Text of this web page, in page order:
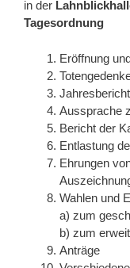
in der
Tagesordnung
Eröffnung
Aussprache
Bericht der
Entlastung
Ehrungen
Wahlen und
a) zum
b) zum
Anträge